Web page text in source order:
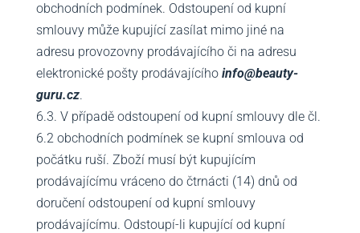
obchodních podmínek. Odstoupení od kupní
smlouvy může kupující zasílat mimo jiné na
adresu provozovny prodávajícího či na adresu
elektronické pošty prodávajícího info@beauty-
guru.cz.
6.3. V případě odstoupení od kupní smlouvy dle čl.
6.2 obchodních podmínek se kupní smlouva od
počátku ruší. Zboží musí být kupujícím
prodávajícímu vráceno do čtrnácti (14) dnů od
doručení odstoupení od kupní smlouvy
prodávajícímu. Odstoupí-li kupující od kupní